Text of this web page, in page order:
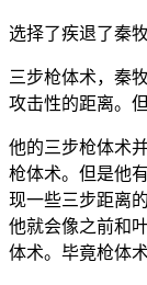
选择了疾退了秦
三步枪体术，秦
攻击性的距离。
他的三步枪体术
枪体术。但是他
现一些三步距离
他就会像之前和
体术。毕竟枪体